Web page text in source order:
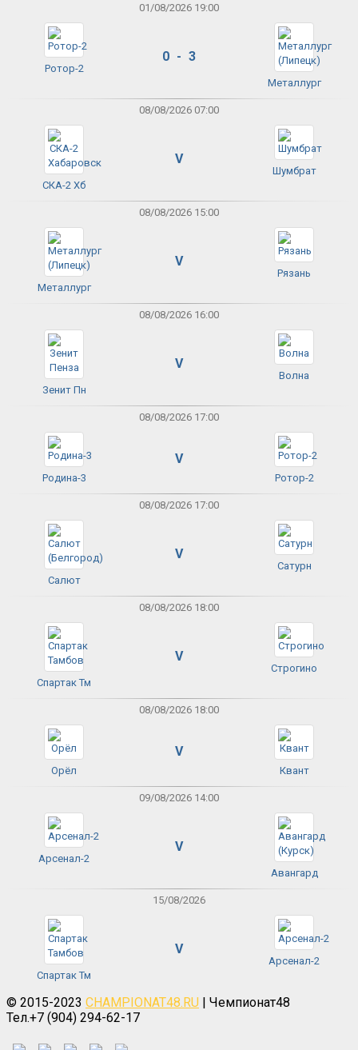
01/08/2026 19:00
Ротор-2
0 - 3
Металлург
08/08/2026 07:00
СКА-2 Хб
V
Шумбрат
08/08/2026 15:00
Металлург
V
Рязань
08/08/2026 16:00
Зенит Пн
V
Волна
08/08/2026 17:00
Родина-3
V
Ротор-2
08/08/2026 17:00
Салют
V
Сатурн
08/08/2026 18:00
Спартак Тм
V
Строгино
08/08/2026 18:00
Орёл
V
Квант
09/08/2026 14:00
Арсенал-2
V
Авангард
15/08/2026
Спартак Тм
V
Арсенал-2
© 2015-2023 CHAMPIONAT48.RU | Чемпионат48
Тел.+7 (904) 294-62-17